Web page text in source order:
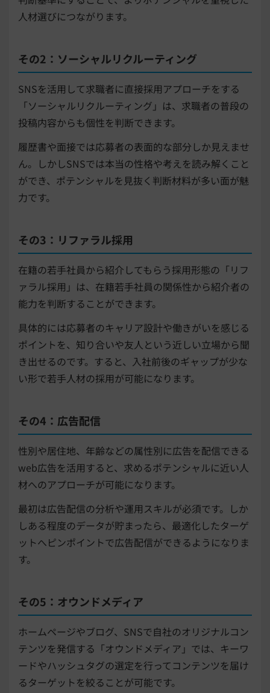
人材選びにつながります。
その2：ソーシャルリクルーティング
SNSを活用して求職者に直接採用アプローチをする
「ソーシャルリクルーティング」は、求職者の普段の
投稿内容からも個性を判断できます。
履歴書や面接では応募者の表面的な部分しか見えませ
ん。しかしSNSでは本当の性格や考えを読み解くこと
ができ、ポテンシャルを見抜く判断材料が多い面が魅
力です。
その3：リファラル採用
在籍の若手社員から紹介してもらう採用形態の「リフ
ァラル採用」は、在籍若手社員の関係性から紹介者の
能力を判断することができます。
具体的には応募者のキャリア設計や働きがいを感じる
ポイントを、知り合いや友人という近しい立場から聞
き出せるのです。すると、入社前後のギャップが少な
い形で若手人材の採用が可能になります。
その4：広告配信
性別や居住地、年齢などの属性別に広告を配信できる
web広告を活用すると、求めるポテンシャルに近い人
材へのアプローチが可能になります。
最初は広告配信の分析や運用スキルが必須です。しか
しある程度のデータが貯まったら、最適化したターゲ
ットへピンポイントで広告配信ができるようになりま
す。
その5：オウンドメディア
ホームページやブログ、SNSで自社のオリジナルコン
テンツを発信する「オウンドメディア」では、キーワ
ードやハッシュタグの選定を行ってコンテンツを届け
るターゲットを絞ることが可能です。